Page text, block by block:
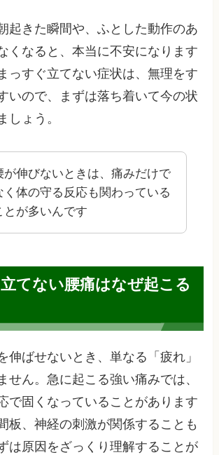
起きた瞬間や、ふとした動作のあ
くなると、本当に不安になります
っすぐ立てない症状は、無理をす
いので、まずは落ち着いて今の状
しょう。
が伸びないときは、痛みだけで
く体の守る反応も関わっている
とが多いんです
てない腰痛はなぜ起こる
伸ばせないとき、単なる「疲れ」
せん。急に起こる強い痛みでは、
で固くなっていることがあります
板、神経の刺激が関係することも
は原因をざっくり理解することが